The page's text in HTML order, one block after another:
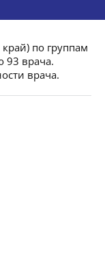
по группам
93 врача.
врача.